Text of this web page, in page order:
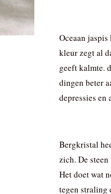
Oceaan
kleur zegt al
geeft kalmte.
dingen beter
depressies en
Bergkristal
zich. De
Het doet wat
tegen straling